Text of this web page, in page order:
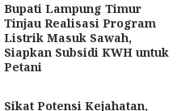
Bupati Lampung Timur
Tinjau Realisasi Program
Listrik Masuk Sawah,
Siapkan Subsidi KWH untuk
Petani
Sikat Potensi Kejahatan,